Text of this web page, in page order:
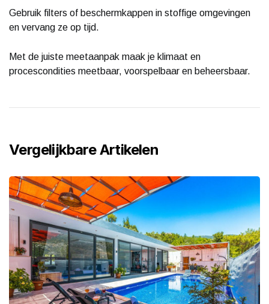
Gebruik filters of beschermkappen in stoffige omgevingen
en vervang ze op tijd.
Met de juiste meetaanpak maak je klimaat en
procescondities meetbaar, voorspelbaar en beheersbaar.
Vergelijkbare Artikelen